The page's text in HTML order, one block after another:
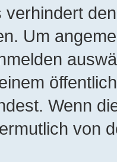
verhindert
Um
Wenn
von